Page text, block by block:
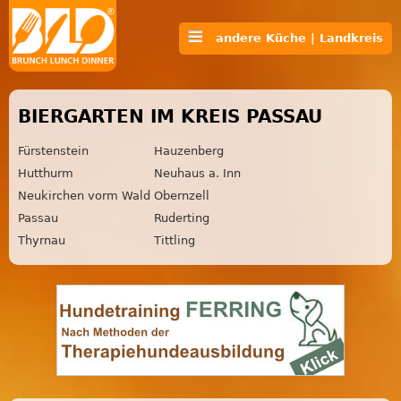
andere Küche | Landkreis
BIERGARTEN IM KREIS PASSAU
Fürstenstein
Hauzenberg
Hutthurm
Neuhaus a. Inn
Neukirchen vorm Wald Obernzell
Passau
Ruderting
Thyrnau
Tittling